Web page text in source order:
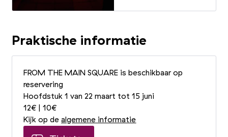
Praktische informatie
FROM THE MAIN SQUARE is beschikbaar op
reservering
Hoofdstuk 1 van 22 maart tot 15 juni
12€ | 10€
Kijk op dealgemene informatie